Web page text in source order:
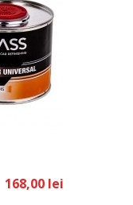
168,00 lei